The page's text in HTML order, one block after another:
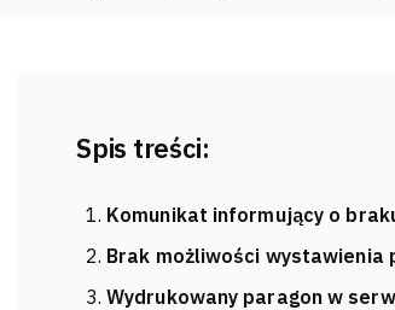
Spis treści:
Komunikat informujący o
Brak możliwości wystawienia
Wydrukowany paragon w